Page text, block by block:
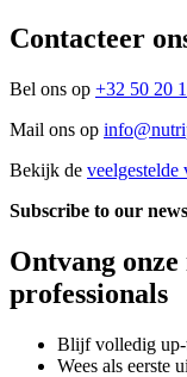
Contacteer
Bel ons op +32 50 20
Mail ons op
Bekijk de veelgestelde
Subscribe to our
Ontvang
professionals
Blijf volledig up-
Wees als eerste